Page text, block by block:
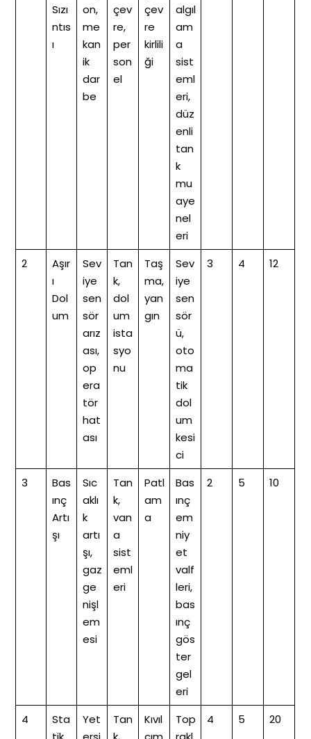
Sızı
ntıs
ı
on,
me
kan
ik
dar
be
çev
re,
per
son
el
çev
re
kirlili
ği
algıl
am
a
sist
eml
eri,
düz
enli
tan
k
mu
aye
nel
eri
2
Aşır
ı
Dol
um
Sev
iye
sen
sör
arız
ası,
op
era
tör
hat
ası
Tan
k,
dol
um
ista
syo
nu
Taş
ma,
yan
gın
Sev
iye
sen
sör
ü,
oto
ma
tik
dol
um
kesi
ci
3 4 12
3
Bas
ınç
Artı
şı
Sıc
aklı
k
artı
şı,
gaz
ge
nişl
em
esi
Tan
k,
van
a
sist
eml
eri
Patl
am
a
Bas
ınç
em
niy
et
valf
leri,
bas
ınç
gös
ter
gel
eri
2 5 10
4
Sta
Yet
Tan
Kıvıl
Top
4 5 20